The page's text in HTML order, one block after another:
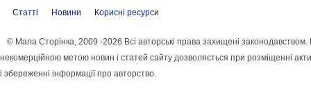
Статті Новини Корисні ресурси
© Мала Сторінка, 2009 -2026 Всі авторські права захищені
некомерційною метою новин і статей сайту дозволяється при розміщенні
і збереженні інформації про авторство.